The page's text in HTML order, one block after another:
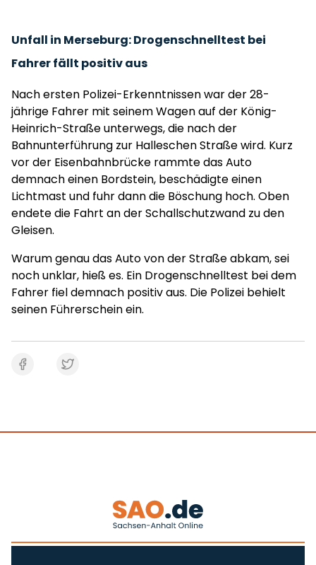
Unfall in Merseburg: Drogenschnelltest bei
Fahrer fällt positiv aus
Nach ersten Polizei-Erkenntnissen war der 28-
jährige Fahrer mit seinem Wagen auf der König-
Heinrich-Straße unterwegs, die nach der
Bahnunterführung zur Halleschen Straße wird. Kurz
vor der Eisenbahnbrücke rammte das Auto
demnach einen Bordstein, beschädigte einen
Lichtmast und fuhr dann die Böschung hoch. Oben
endete die Fahrt an der Schallschutzwand zu den
Gleisen.
Warum genau das Auto von der Straße abkam, sei
noch unklar, hieß es. Ein Drogenschnelltest bei dem
Fahrer fiel demnach positiv aus. Die Polizei behielt
seinen Führerschein ein.